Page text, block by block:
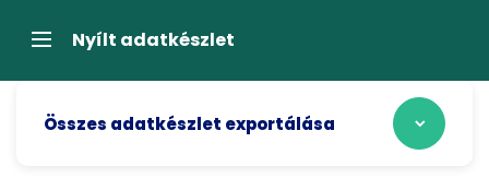
átugrásaNavigációNyílt adatkészlet
Összes adatkészlet exportálása